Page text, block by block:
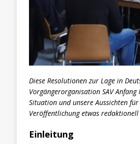
Diese Resolutionen zur Lage in
Vorgängerorganisation SAV
Situation und unsere Aussichten
Veröffentlichung etwas
Einleitung